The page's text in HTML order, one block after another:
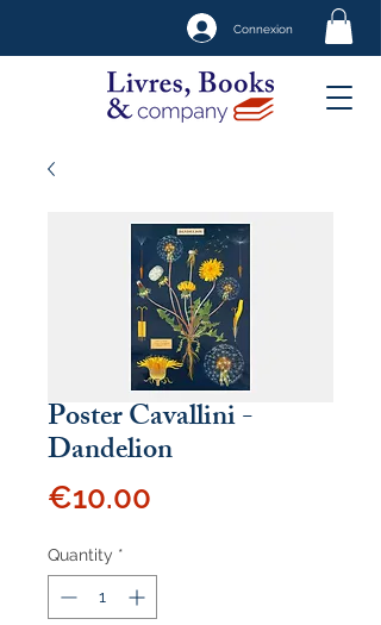
Connexion
Poster Cavallini -
Dandelion
€10.00
Quantity *